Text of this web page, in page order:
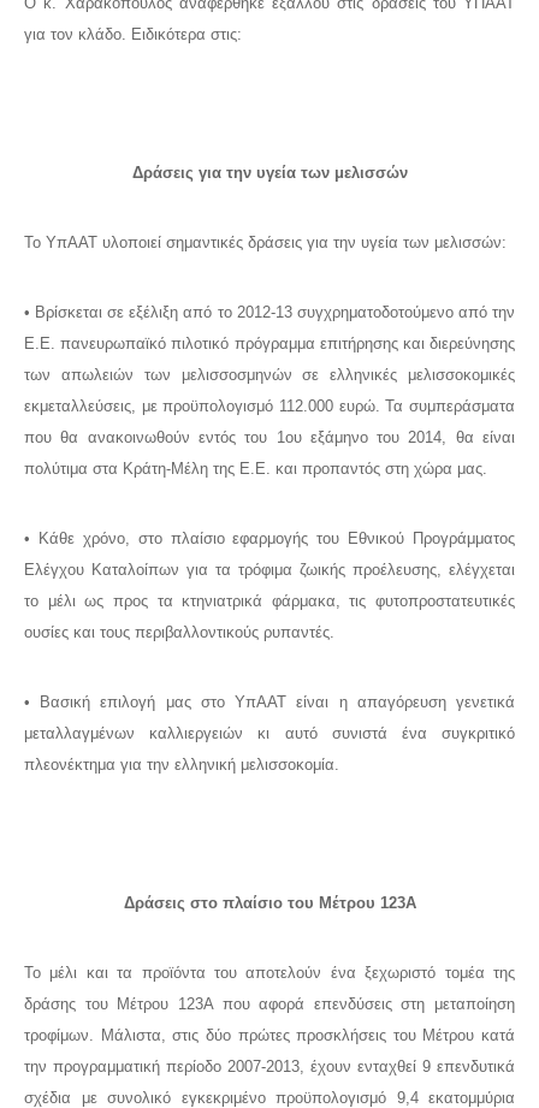
για τον κλάδο. Ειδικότερα στις:
Δράσεις για την υγεία των μελισσών
Το ΥπΑΑΤ υλοποιεί σημαντικές δράσεις για την υγεία των μελισσών:
• Βρίσκεται σε εξέλιξη από το 2012-13 συγχρηματοδοτούμενο από την
Ε.Ε. πανευρωπαϊκό πιλοτικό πρόγραμμα επιτήρησης και διερεύνησης
των απωλειών των μελισσοσμηνών σε ελληνικές μελισσοκομικές
εκμεταλλεύσεις, με προϋπολογισμό 112.000 ευρώ. Τα συμπεράσματα
που θα ανακοινωθούν εντός του 1ου εξάμηνο του 2014, θα είναι
πολύτιμα στα Κράτη-Μέλη της Ε.Ε. και προπαντός στη χώρα μας.
• Κάθε χρόνο, στο πλαίσιο εφαρμογής του Εθνικού Προγράμματος
Ελέγχου Καταλοίπων για τα τρόφιμα ζωικής προέλευσης, ελέγχεται
το μέλι ως προς τα κτηνιατρικά φάρμακα, τις φυτοπροστατευτικές
ουσίες και τους περιβαλλοντικούς ρυπαντές.
• Βασική επιλογή μας στο ΥπΑΑΤ είναι η απαγόρευση γενετικά
μεταλλαγμένων καλλιεργειών κι αυτό συνιστά ένα συγκριτικό
πλεονέκτημα για την ελληνική μελισσοκομία.
Δράσεις στο πλαίσιο του Μέτρου 123Α
Το μέλι και τα προϊόντα του αποτελούν ένα ξεχωριστό τομέα της
δράσης του Μέτρου 123Α που αφορά επενδύσεις στη μεταποίηση
τροφίμων. Μάλιστα, στις δύο πρώτες προσκλήσεις του Μέτρου κατά
την προγραμματική περίοδο 2007-2013, έχουν ενταχθεί 9 επενδυτικά
σχέδια με συνολικό εγκεκριμένο προϋπολογισμό 9,4 εκατομμύρια